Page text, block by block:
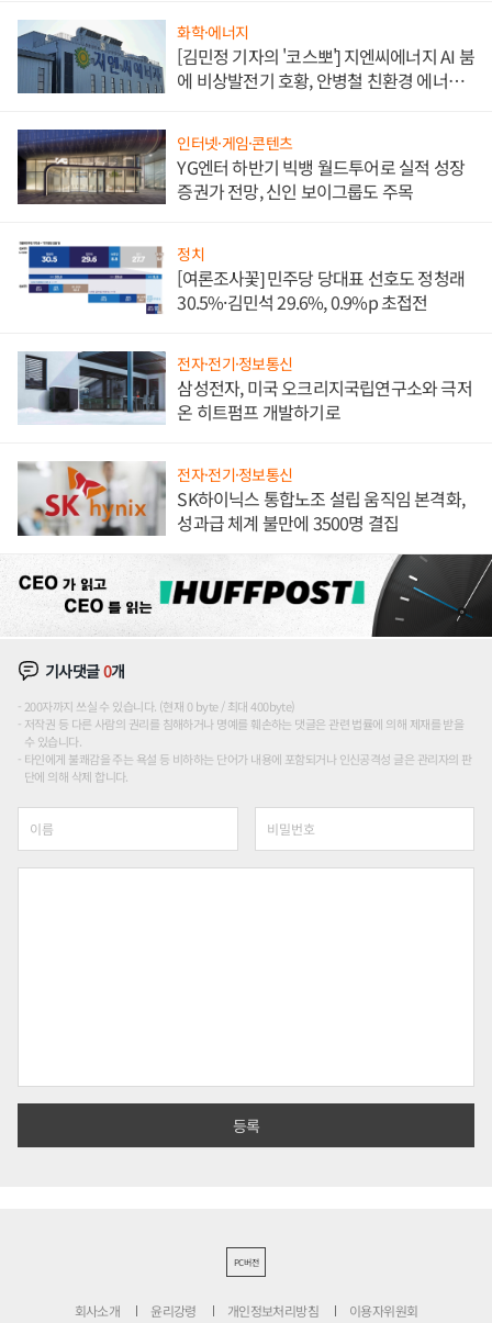
화학·에너지
[김민정 기자의 '코스뽀'] 지엔씨에너지 AI 붐
에 비상발전기 호황, 안병철 친환경 에너지
인터넷·게임·콘텐츠
YG엔터 하반기 빅뱅 월드투어로 실적 성장
증권가 전망, 신인 보이그룹도 주목
정치
[여론조사꽃] 민주당 당대표 선호도 정청래
30.5%·김민석 29.6%, 0.9%p 초접전
전자·전기·정보통신
삼성전자, 미국 오크리지국립연구소와 극저
온 히트펌프 개발하기로
전자·전기·정보통신
SK하이닉스 통합노조 설립 움직임 본격화,
성과급 체계 불만에 3500명 결집
기사댓글0개
200자까지 쓰실 수 있습니다. (현재 0 byte / 최대 400byte)
저작권 등 다른 사람의 권리를 침해하거나 명예를 훼손하는 댓글은 관련 법률에 의해 제재를 받을
수 있습니다.
타인에게 불쾌감을 주는 욕설 등 비하하는 단어가 내용에 포함되거나 인신공격성 글은 관리자의 판
단에 의해 삭제 합니다.
PC버전
회사소개 윤리강령 개인정보처리방침 이용자위원회